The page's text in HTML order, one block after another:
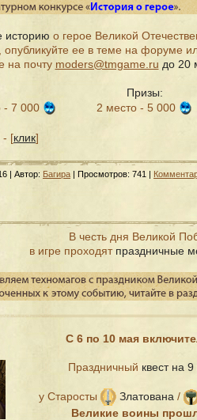
историю о герое Великой
опубликуйте ее в теме на форуме
на почту moders@tmgame.ru до 20
Призы:
- 7 000
2 место - 5 000
- [клик]
| Автор: Багира | Просмотров: 741 |
В честь дня Великой
в игре проходят праздничные
С 6 по 10 мая
Праздничный квест на
у Старосты Златована /
Великие воины